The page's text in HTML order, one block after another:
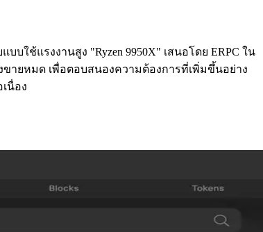
บบใช้แรงงานสูง "Ryzen 9950X" เสนอโดย ERPC ใน
งขายหมด เพื่อตอบสนองความต้องการที่เพิ่มขึ้นอย่าง
นื่อง